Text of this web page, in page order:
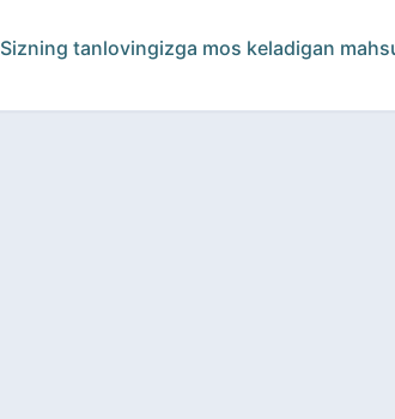
Sizning tanlovingizga mos keladigan